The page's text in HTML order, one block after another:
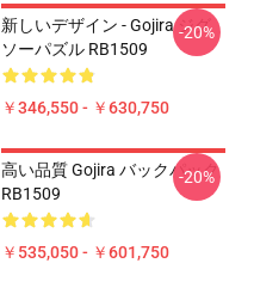
新しいデザイン - Gojira ジグ
ソーパズル RB1509
￥346,550 - ￥630,750
-20%
高い品質 Gojira バックパック
RB1509
￥535,050 - ￥601,750
-20%